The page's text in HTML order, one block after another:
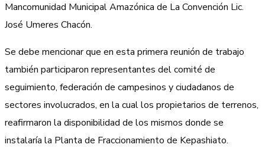
Mancomunidad Municipal Amazónica de La Convención Lic.
José Umeres Chacón.
Se debe mencionar que en esta primera reunión de trabajo
también participaron representantes del comité de
seguimiento, federación de campesinos y ciudadanos de
sectores involucrados, en la cual los propietarios de terrenos,
reafirmaron la disponibilidad de los mismos donde se
instalaría la Planta de Fraccionamiento de Kepashiato.